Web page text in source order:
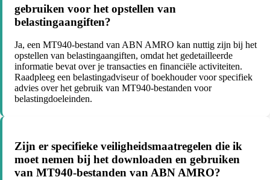
gebruiken voor het opstellen van
belastingaangiften?
Ja, een MT940-bestand van ABN AMRO kan nuttig zijn bij het
opstellen van belastingaangiften, omdat het gedetailleerde
informatie bevat over je transacties en financiële activiteiten.
Raadpleeg een belastingadviseur of boekhouder voor specifiek
advies over het gebruik van MT940-bestanden voor
belastingdoeleinden.
Zijn er specifieke veiligheidsmaatregelen die ik
moet nemen bij het downloaden en gebruiken
van MT940-bestanden van ABN AMRO?